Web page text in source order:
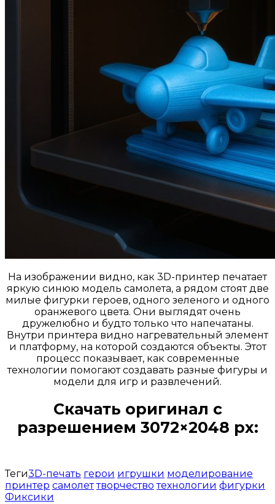
На изображении видно, как 3D-принтер печатает
яркую синюю модель самолета, а рядом стоят две
милые фигурки героев, одного зеленого и одного
оранжевого цвета. Они выглядят очень
дружелюбно и будто только что напечатаны.
Внутри принтера видно нагревательный элемент
и платформу, на которой создаются объекты. Этот
процесс показывает, как современные
технологии помогают создавать разные фигуры и
модели для игр и развлечений.
Скачать оригинал с
разрешением 3072×2048 px:
Теги3D-печать герои игрушки моделирование
принтер самолет творчество технологии фигурки
Фиксики